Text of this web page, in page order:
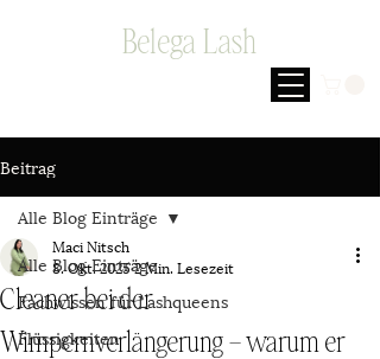
Belega Lash
Beitrag
Alle Blog Einträge
Fachwissen für Lashqueens
Flüssigkeiten
Alle Blog Einträge
Cleaner bei der
Wimpernverlängerung – warum er
Maci Nitsch
8. Okt. 20252 Min. Lesezeit